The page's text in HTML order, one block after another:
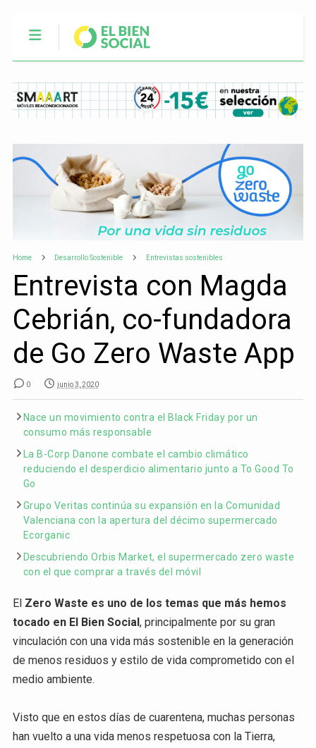
Home Desarrollo Sostenible Entrevistas sostenibles
Entrevista con Magda
Cebrián, co-fundadora
de Go Zero Waste App
0 junio 3, 2020
Nace un movimiento contra el Black Friday por un
consumo más responsable
La B-Corp Danone combate el cambio climático
reduciendo el desperdicio alimentario junto a To Good To
Go
Grupo Veritas continúa su expansión en la Comunidad
Valenciana con la apertura del décimo supermercado
Ecorganic
Descubriendo Orbis Market, el supermercado zero waste
con el que comprar a través del móvil
El Zero Waste es uno de los temas que más hemos
tocado en El Bien Social , principalmente por su gran
vinculación con una vida más sostenible en la generación
de menos residuos y estilo de vida comprometido con el
medio ambiente.
Visto que en estos días de cuarentena, muchas personas
han vuelto a una vida menos respetuosa con la Tierra,